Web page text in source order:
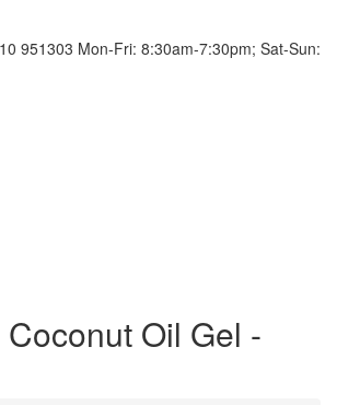
951303 Mon-Fri: 8:30am-7:30pm; Sat-Sun:
Oil Gel -